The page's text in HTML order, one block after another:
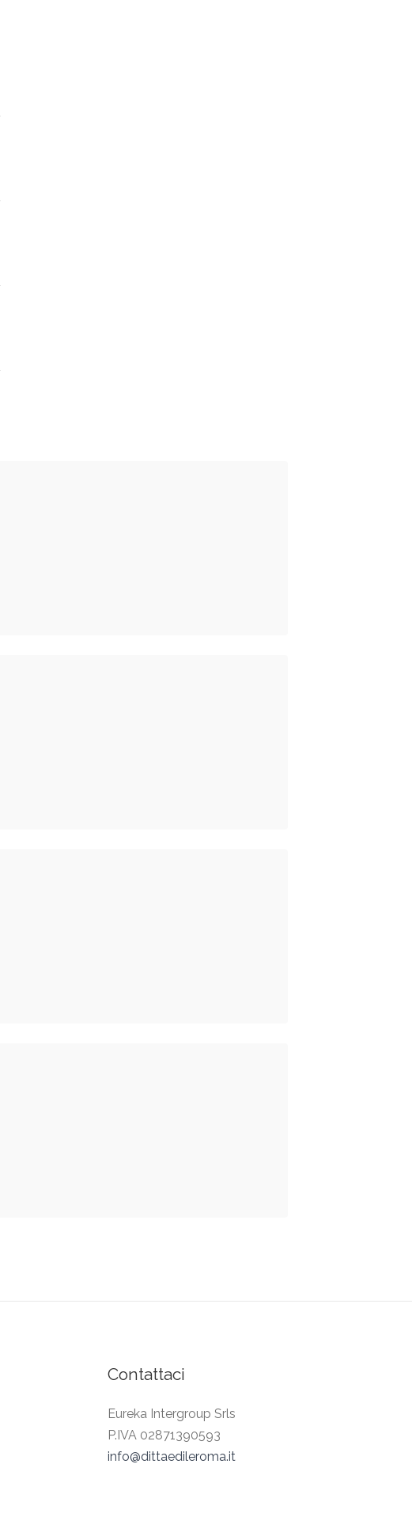
Contattaci
Eureka Intergroup Srls
P.IVA 02871390593
info@dittaedileroma.it